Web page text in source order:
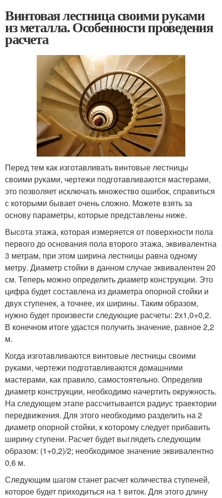
Винтовая лестница своими руками
из металла. Особенности проведения
расчета
Перед тем как изготавливать винтовые лестницы
своими руками, чертежи подготавливаются мастерами,
это позволяет исключать множество ошибок, справиться
с которыми бывает очень сложно. Можете взять за
основу параметры, которые представлены ниже.
Высота этажа, которая измеряется от поверхности пола
первого до основания пола второго этажа, эквивалентна
3 метрам, при этом ширина лестницы равна одному
метру. Диаметр стойки в данном случае эквивалентен 20
см. Теперь можно определить диаметр конструкции. Это
цифра будет составлена из диаметра опорной стойки и
двух ступенек, а точнее, их ширины. Таким образом,
нужно будет произвести следующие расчеты: 2х1,0+0,2.
В конечном итоге удастся получить значение, равное 2,2
м.
Когда изготавливаются винтовые лестницы своими
руками, чертежи подготавливаются домашними
мастерами, как правило, самостоятельно. Определив
диаметр конструкции, необходимо начертить окружность.
На следующем этапе рассчитывается радиус траектории
передвижения. Для этого необходимо разделить на 2
диаметр опорной стойки, к которому следует прибавить
ширину ступени. Расчет будет выглядеть следующим
образом: (1+0,2)/2; необходимое значение эквивалентно
0,6 м.
Следующим шагом станет расчет количества ступеней,
которое будет приходиться на 1 виток. Для этого длину